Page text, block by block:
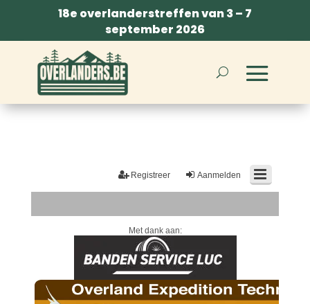
18e overlanderstreffen van 3 – 7
september 2026